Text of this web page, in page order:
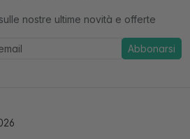
nostre ultime novità e offerte
Abbonarsi